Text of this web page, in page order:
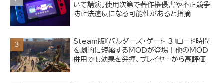
いて講演。使用次第で著作権侵害や不正競争
防止法違反になる可能性があると指摘
Steam版『バルダーズ・ゲート 3』ロード時間
を劇的に短縮するMODが登場！他のMOD
併用でも効果を発揮、プレイヤーから高評価